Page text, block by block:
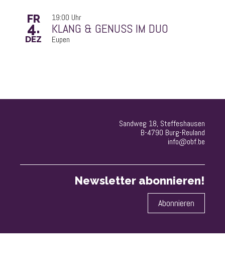
Sandweg 18, Steffeshausen
B-­4790 Burg-Reuland
info@obf.be
Newsletter abonnieren!
Abonnieren
FR
4.
DEZ
19:00 Uhr
KLANG & GENUSS IM DUO
Eupen